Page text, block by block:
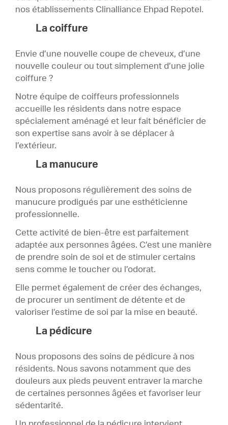
nos établissements Clinalliance Ehpad Repotel.
La coiffure
Envie d’une nouvelle coupe de cheveux, d’une
nouvelle couleur ou tout simplement d’une jolie
coiffure ?
Notre équipe de coiffeurs professionnels
accueille les résidents dans notre espace
spécialement aménagé et leur fait bénéficier de
son expertise sans avoir à se déplacer à
l’extérieur.
La manucure
Nous proposons régulièrement des soins de
manucure prodigués par une esthéticienne
professionnelle.
Cette activité de bien-être est parfaitement
adaptée aux personnes âgées. C’est une manière
de prendre soin de soi et de stimuler certains
sens comme le toucher ou l’odorat.
Elle permet également de créer des échanges,
de procurer un sentiment de détente et de
valoriser l’estime de soi par la mise en beauté.
La pédicure
Nous proposons des soins de pédicure à nos
résidents. Nous savons notamment que des
douleurs aux pieds peuvent entraver la marche
de certaines personnes âgées et favoriser leur
sédentarité.